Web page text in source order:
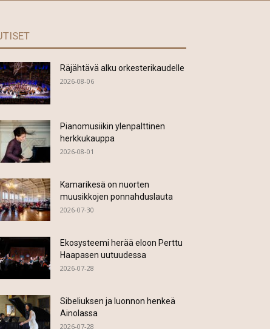
Räjähtävä alku orkesterikaudelle
2026-08-06
Pianomusiikin ylenpalttinen
herkkukauppa
2026-08-01
Kamarikesä on nuorten
muusikkojen ponnahduslauta
2026-07-30
Ekosysteemi herää eloon Perttu
Haapasen uutuudessa
2026-07-28
Sibeliuksen ja luonnon henkeä
Ainolassa
2026-07-28